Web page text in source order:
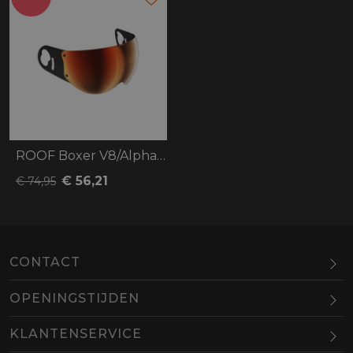
ROOF Boxer V8/Alpha Visor
€ 74,95 € 56,21
CONTACT
OPENINGSTIJDEN
Maandag
KLANTENSERVICE